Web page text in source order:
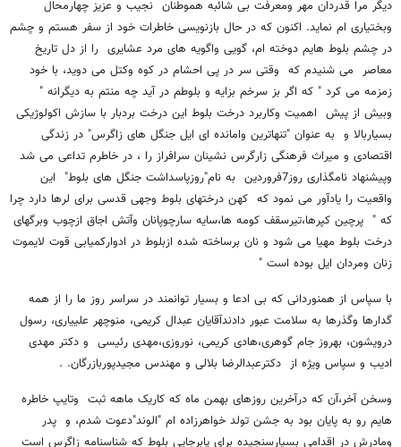
دیگر مرا قدردان مهر ومعرفت بی شائبه هموطنان نجیب و عزیز چهارمحال
وبختیاری ام نماید. اکنون که در حال بازنویسی خاطرات خود از سفر هستم و چشم
در چشم بلوط هایم دوخته ام، گویی واگویه های مرد عشایری را از دل تاریخ
معاصر می شنیدم که وقتی سر در پی احشام در کوه وکتل می دوید، با خود
زمزمه می کرد " که اگر بز سرخم بزایه و بلوطم در آید چه منتم به دیگرانه "
وبیش از پیش اهمیت وکاربرد درخت بلوط این درخت بردبار با سازش اکولوژیکی
بسیاربالا و به عنوان "تنهاترین وامانده ای ایل جنگل های زاگرس" در زندگی
اقتصادی و میراث فرهنگی زارگرس نشینان سرافراز را ، در خاطرم تداعی می شد
وپیشنهاد نامگذاری روز7فروردین به نام"روزپاسداشت جنگل های بلوط" این
واقعیت را یادآور می نمود که کهن درختهای بلوط وجهی قدسی برای لرها دارد چرا
که " پرچین کپرها،تیرسقف کومه ها،سایه سارچوپانان وآتش اجاق ازچوب وبرگهای
درخت بلوط مهیا می شود و نان برساخته شده ازبلوط در ادوارکمیابی قوت لایموت
زنان ومردان ایل بوده است "
با سپاس از همنوردانی که بی ادعا و بسیار توانمند در سراسر روز ما را از همه
گدارها وگذرها به سلامت عبور دادندآقایان عبدال کریمی، منوچهر علییاری، رسول
درویشون، بهروز جام گوهری،هادی کریمی، نوروزی،مهدی رئیسی و دکتر مهدی
ادیب و سپاس ویژه از دکترعبدالرضا بلالی و مهندس مجیدپوربازرگان. .
وسخن آخر،آن که درآخرین روزهای بهمن ماه که کاریک ماهه ثبت وتایپ خاطره
هایم رو به پایان بود به جشن تولد خواهرزاده ام "الوند"دعوت شدم، و پدر
ومادرش در اقدامی بسیارسنجیده برای پابرجایی بلوط که شناسنامه زاگرس است